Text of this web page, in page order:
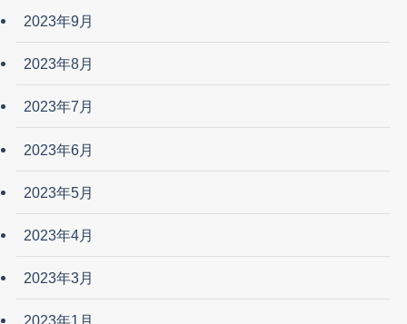
2023年9月
2023年8月
2023年7月
2023年6月
2023年5月
2023年4月
2023年3月
2023年1月